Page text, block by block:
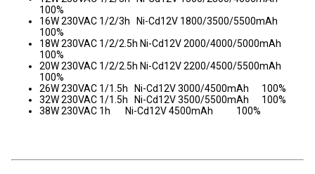
100%
16W 230VAC 1/2/3h Ni-Cd12V 1800/3500/5500mAh
100%
18W 230VAC 1/2/2.5h Ni-Cd12V 2000/4000/5000mAh
100%
20W 230VAC 1/2/2.5h Ni-Cd12V 2200/4500/5500mAh
100%
26W 230VAC 1/1.5h Ni-Cd12V 3000/4500mAh 100%
32W 230VAC 1/1.5h Ni-Cd12V 3500/5500mAh 100%
38W 230VAC 1h Ni-Cd12V 4500mAh 100%